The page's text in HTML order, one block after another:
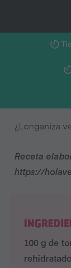
¿Longaniza
Receta
https://
100 g de